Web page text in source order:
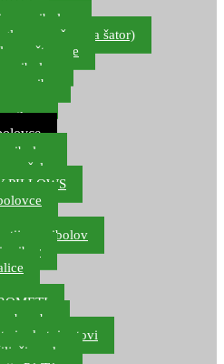
za ribolov
ručne, za šator)
štapove
ribolov
ribe
ribolov
PILLOWS
za ribolov
pribor
bombe
i raketni setovi
zvuka